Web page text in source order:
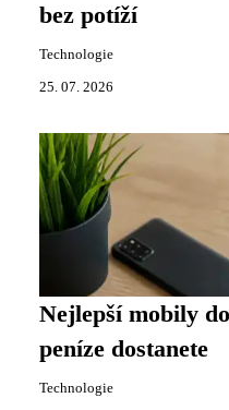
bez potíží
Technologie
25. 07. 2026
Nejlepší mobily
peníze dostanete
Technologie